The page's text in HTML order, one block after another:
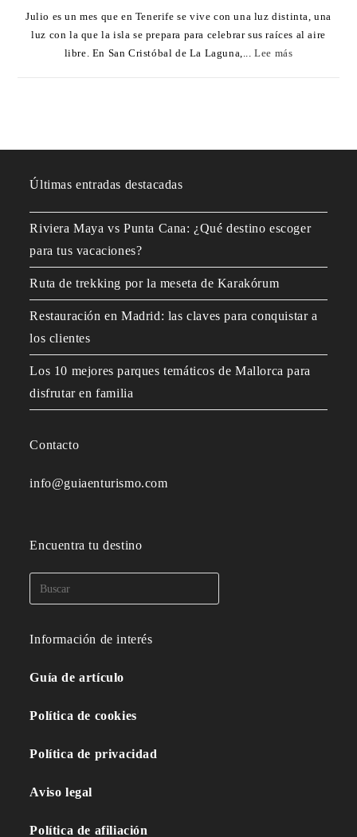
Julio es un mes que en Tenerife se vive con una luz distinta, una
luz con la que la isla se prepara para celebrar sus raíces al aire
libre. En San Cristóbal de La Laguna,...Lee más
Últimas entradas destacadas
Riviera Maya vs Punta Cana: ¿Qué destino escoger
para tus vacaciones?
Ruta de trekking por la meseta de Karakórum
Restauración en Madrid: las claves para conquistar a
los clientes
Los 10 mejores parques temáticos de Mallorca para
disfrutar en familia
Contacto
info@guiaenturismo.com
Encuentra tu destino
Información de interés
Guía de artículo
Política de cookies
Política de privacidad
Aviso legal
Política de afiliación